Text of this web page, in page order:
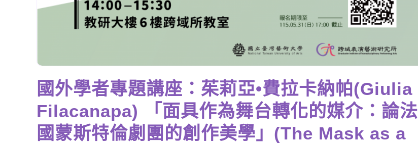
國外學者專題講座：茱莉亞•費拉卡納帕(Giulia
Filacanapa) 「面具作為舞台轉化的媒介：論法
國蒙斯特倫劇團的創作美學」(The Mask as a